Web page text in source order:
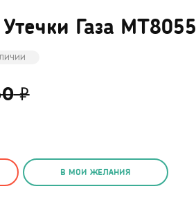
Газа MT8055
₽
В МОИ ЖЕЛАНИЯ